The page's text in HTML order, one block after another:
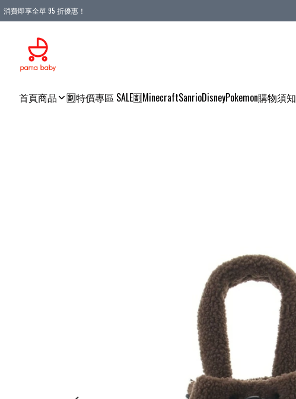
消費即享全單 95 折優惠！
首頁商品 🈹特價專區 SALE🈹MinecraftSanrioDisneyPokemon購物須知